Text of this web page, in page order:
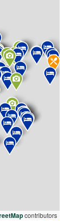
contributors